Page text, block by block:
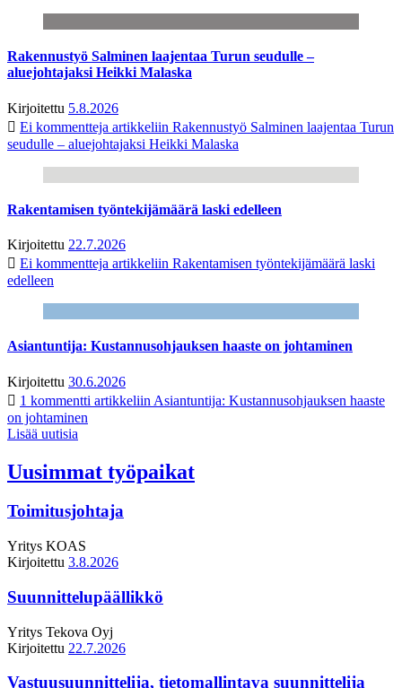
Rakennustyö Salminen laajentaa Turun seudulle –
aluejohtajaksi Heikki Malaska
Kirjoitettu 5.8.2026
Ei kommentteja artikkeliin Rakennustyö Salminen laajentaa Turun
seudulle – aluejohtajaksi Heikki Malaska
Rakentamisen työntekijämäärä laski edelleen
Kirjoitettu 22.7.2026
Ei kommentteja artikkeliin Rakentamisen työntekijämäärä laski
edelleen
Asiantuntija: Kustannusohjauksen haaste on johtaminen
Kirjoitettu 30.6.2026
1 kommentti artikkeliin Asiantuntija: Kustannusohjauksen haaste
on johtaminen
Lisää uutisia
Uusimmat työpaikat
Toimitusjohtaja
Yritys KOAS
Kirjoitettu 3.8.2026
Suunnittelupäällikkö
Yritys Tekova Oyj
Kirjoitettu 22.7.2026
Vastuusuunnittelija, tietomallintava suunnittelija